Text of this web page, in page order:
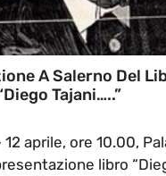
A Salerno Del
Tajani…..”
12 aprile, ore 10.00,
libro